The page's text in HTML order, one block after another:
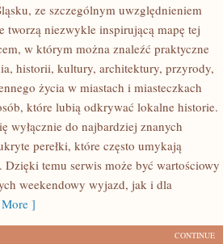
ze szczególnym uwzględnieniem
tworzą niezwykle inspirującą mapę tej
w którym można znaleźć praktyczne
historii, kultury, architektury, przyrody,
życia w miastach i miasteczkach
które lubią odkrywać lokalne historie.
wyłącznie do najbardziej znanych
perełki, które często umykają
temu serwis może być wartościowy
weekendowy wyjazd, jak i dla
]
CONTINUE